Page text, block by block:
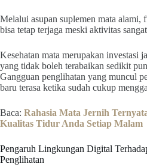
Melalui asupan suplemen mata alami,
bisa tetap terjaga meski aktivitas
Kesehatan mata merupakan investasi
yang tidak boleh terabaikan sedikit
Gangguan penglihatan yang muncul
baru terasa ketika sudah cukup
Baca: Rahasia Mata Jernih
Kualitas Tidur Anda Setiap Malam
Pengaruh Lingkungan Digital
Penglihatan